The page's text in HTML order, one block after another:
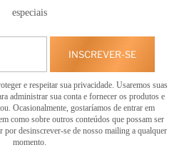
especiais
INSCREVER-SE
e respeitar sua privacidade. Usaremos suas
administrar sua conta e fornecer os produtos e
Ocasionalmente, gostaríamos de entrar em
como sobre outros conteúdos que possam ser
por desinscrever-se de nosso mailing a qualquer
momento.